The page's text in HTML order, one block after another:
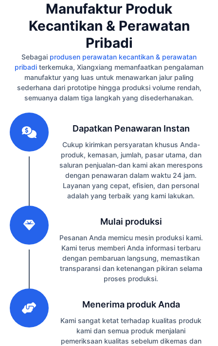
Manufaktur Produk
Kecantikan & Perawatan
Pribadi
Sebagai produsen perawatan kecantikan & perawatan
pribadi terkemuka, Xiangxiang memanfaatkan pengalaman
manufaktur yang luas untuk menawarkan jalur paling
sederhana dari prototipe hingga produksi volume rendah,
semuanya dalam tiga langkah yang disederhanakan.
Dapatkan Penawaran Instan
Cukup kirimkan persyaratan khusus Anda-
produk, kemasan, jumlah, pasar utama, dan
saluran penjualan-dan kami akan merespons
dengan penawaran dalam waktu 24 jam.
Layanan yang cepat, efisien, dan personal
adalah yang terbaik yang kami lakukan.
Mulai produksi
Pesanan Anda memicu mesin produksi kami.
Kami terus memberi Anda informasi terbaru
dengan pembaruan langsung, memastikan
transparansi dan ketenangan pikiran selama
proses produksi.
Menerima produk Anda
Kami sangat ketat terhadap kualitas produk
kami dan semua produk menjalani
pemeriksaan kualitas sebelum dikemas dan